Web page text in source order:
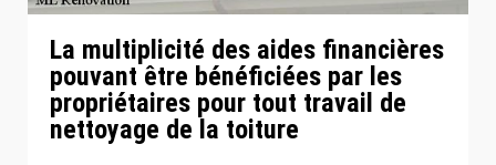
La multiplicité des aides financières
pouvant être bénéficiées par les
propriétaires pour tout travail de
nettoyage de la toiture